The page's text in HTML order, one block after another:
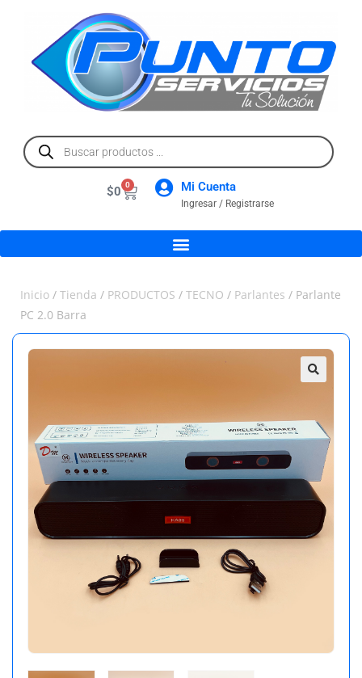
$0 0 Mi Cuenta
Ingresar / Registrarse
Inicio / Tienda / PRODUCTOS / TECNO / Parlantes / Parlante
PC 2.0 Barra